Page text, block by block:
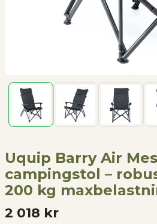
Uquip Barry Air
campingstol –
200 kg
2 018 kr